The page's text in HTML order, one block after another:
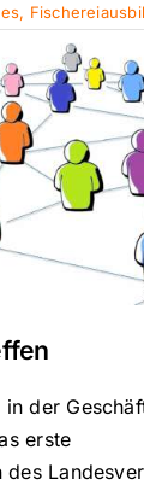
,
der
erste